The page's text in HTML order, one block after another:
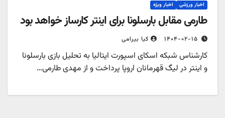
اخبار ورزشی اخبار ویژه
طارمی مقابل بارسلونا برای اینتر کارساز خواهد بود
۱۴۰۴-۰۲-۱۵ کیا بیرامی
کارشناس شبکه اسکای اسپورت ایتالیا به تحلیل بازی بارسلونا
و اینتر در لیگ قهرمانان اروپا پرداخت و از مهدی طارمی…